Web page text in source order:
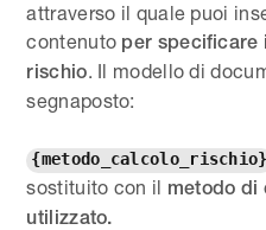
attraverso il quale puoi
contenuto per specificare
rischio. Il modello di
segnaposto:
{metodo_calcolo_rischio}
sostituito con il metodo di
utilizzato.